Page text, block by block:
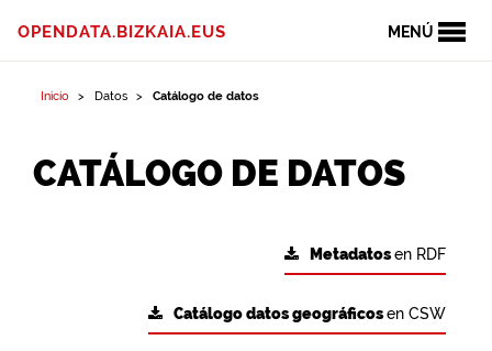
MENÚ
OPENDATA.BIZKAIA.EUS
Inicio Datos Catálogo de datos
CATÁLOGO DE DATOS
Metadatosen RDF
Catálogo datos geográficosen CSW